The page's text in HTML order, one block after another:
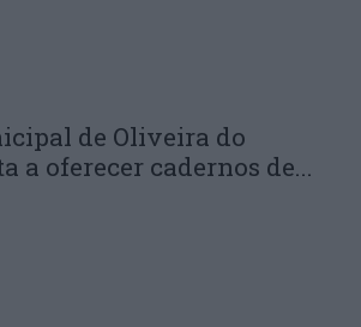
de Oliveira do
a oferecer cadernos de...